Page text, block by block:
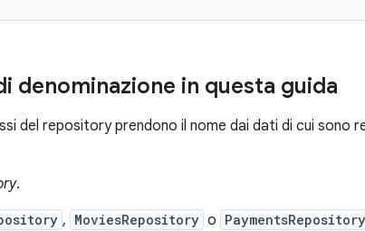
denominazione in questa guida
del repository prendono il nome dai dati di cui sono
.
, MoviesRepository o PaymentsRepository